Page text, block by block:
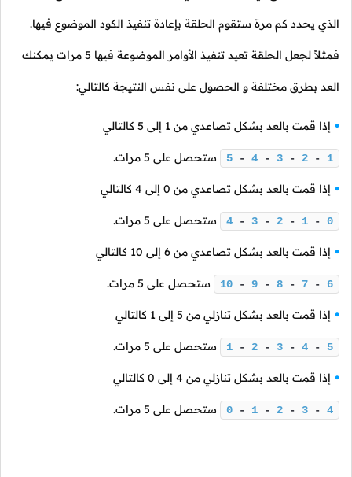
الذي يحدد كم مرة ستقوم الحلقة بإعادة تنفيذ الكود الموضوع فيها.
فمثلاً لجعل الحلقة تعيد تنفيذ الأوامر الموضوعة فيها 5 مرات يمكنك
العد بطرق مختلفة و الحصول على نفس النتيجة كالتالي:
إذا قمت بالعد بشكل تصاعدي من 1 إلى 5 كالتالي
5 - 4 - 3 - 2 - 1 ستحصل على 5 مرات.
إذا قمت بالعد بشكل تصاعدي من 0 إلى 4 كالتالي
4 - 3 - 2 - 1 - 0 ستحصل على 5 مرات.
إذا قمت بالعد بشكل تصاعدي من 6 إلى 10 كالتالي
10 - 9 - 8 - 7 - 6 ستحصل على 5 مرات.
إذا قمت بالعد بشكل تنازلي من 5 إلى 1 كالتالي
1 - 2 - 3 - 4 - 5 ستحصل على 5 مرات.
إذا قمت بالعد بشكل تنازلي من 4 إلى 0 كالتالي
0 - 1 - 2 - 3 - 4 ستحصل على 5 مرات.